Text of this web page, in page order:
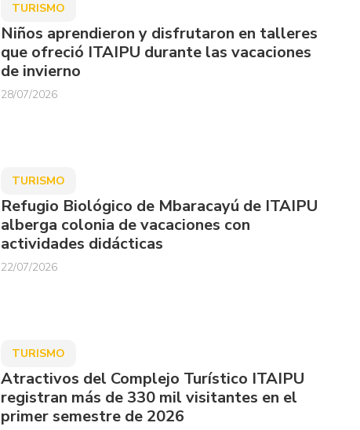
TURISMO
Niños aprendieron y disfrutaron en talleres
que ofreció ITAIPU durante las vacaciones
de invierno
28/07/2026
TURISMO
Refugio Biológico de Mbaracayú de ITAIPU
alberga colonia de vacaciones con
actividades didácticas
22/07/2026
TURISMO
Atractivos del Complejo Turístico ITAIPU
registran más de 330 mil visitantes en el
primer semestre de 2026